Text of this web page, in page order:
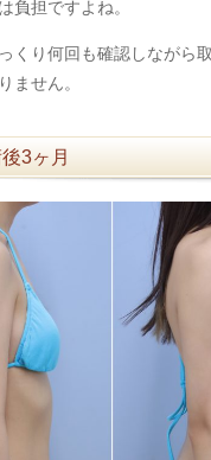
負担ですよね。
くり何回も確認しながら
ません。
3ヶ月